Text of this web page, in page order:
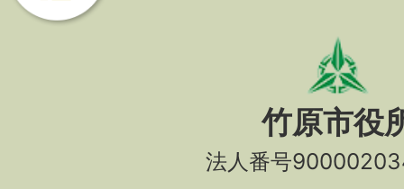
竹原市役
法人番号